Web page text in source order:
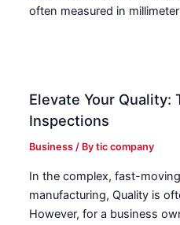
often measured in
Elevate Your Quality:
Inspections
Business / Bytic company
In the complex, fast-
manufacturing, Quality is
However, for a business